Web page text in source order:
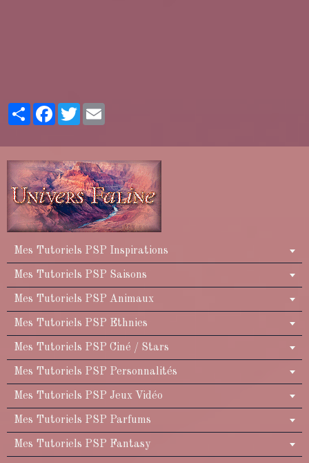
PartagerFacebook
Twitter
Mes Tutoriels PSP Inspirations
Mes Tutoriels PSP Saisons
Mes Tutoriels PSP Animaux
Mes Tutoriels PSP Ethnies
Mes Tutoriels PSP Ciné / Stars
Mes Tutoriels PSP Personnalités
Mes Tutoriels PSP Jeux Vidéo
Mes Tutoriels PSP Parfums
Mes Tutoriels PSP Fantasy